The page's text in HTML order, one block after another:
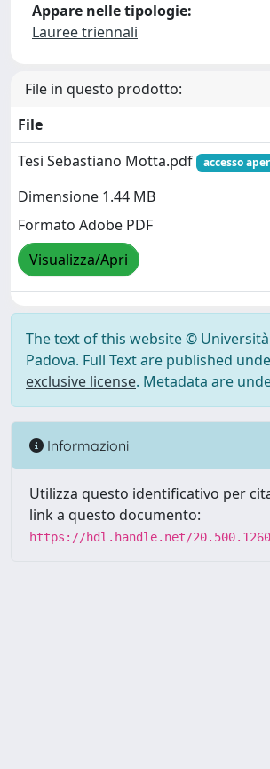
Appare nelle tipologie:
Lauree triennali
File in questo prodotto:
File
Tesi Sebastiano Motta.pdf
accesso
Dimensione 1.44 MB
Formato Adobe PDF
Visualizza/Apri
The text of this website ©
Padova. Full Text are published
exclusive license. Metadata are
Informazioni
Utilizza questo identificativo per
link a questo documento:
https://hdl.handle.net/